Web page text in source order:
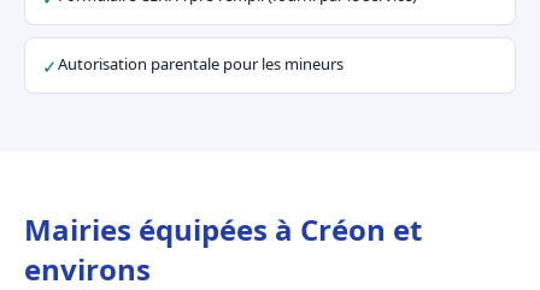
✓Autorisation parentale pour les mineurs
Mairies équipées à Créon et
environs